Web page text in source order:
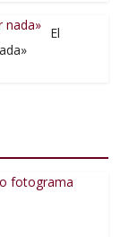
El